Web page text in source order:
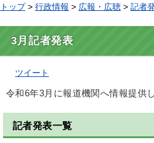
トップ> 行政情報 > 広報・広聴 > 記者
3月記者発表
ツイート
令和6年3月に報道機関へ情報提供
記者発表一覧